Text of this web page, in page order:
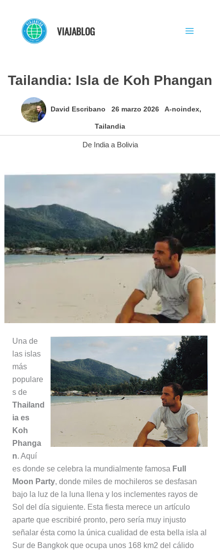
contenido
VIAJABLOG
Tailandia: Isla de Koh Phangan
David Escribano 26 marzo 2026 A-noindex,
Tailandia
De India a Bolivia
Una de
las islas
más
populare
s de
Thailand
ia es
Koh
Phanga
n. Aquí
es donde se celebra la mundialmente famosa Full
Moon Party, donde miles de mochileros se desfasan
bajo la luz de la luna llena y los inclementes rayos de
Sol del día siguiente. Esta fiesta merece un artículo
aparte que escribiré pronto, pero sería muy injusto
señalar ésta como la única cualidad de esta bella isla al
Sur de Bangkok que ocupa unos 168 km2 del cálido